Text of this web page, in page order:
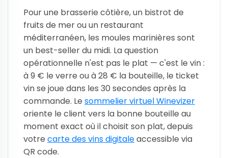
Pour une brasserie côtière, un bistrot de
fruits de mer ou un restaurant
méditerranéen, les moules marinières sont
un best-seller du midi. La question
opérationnelle n'est pas le plat — c'est le vin :
à 9 € le verre ou à 28 € la bouteille, le ticket
vin se joue dans les 30 secondes après la
commande. Le sommelier virtuel Winevizer
oriente le client vers la bonne bouteille au
moment exact où il choisit son plat, depuis
votre carte des vins digitaleaccessible via
QR code.